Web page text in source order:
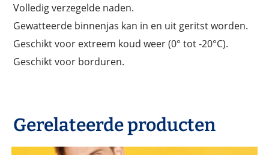
Volledig verzegelde naden.
Gewatteerde binnenjas kan in en uit geritst worden.
Geschikt voor extreem koud weer (0° tot -20°C).
Geschikt voor borduren.
Gerelateerde producten